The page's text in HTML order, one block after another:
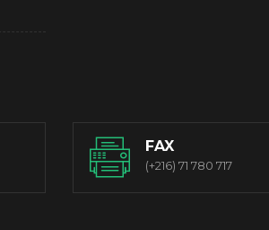
FAX
(+216) 71 780 717